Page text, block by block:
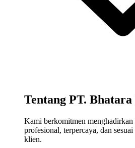
Tentang PT.
Kami berkomitmen
profesional, terpercaya, dan
klien.